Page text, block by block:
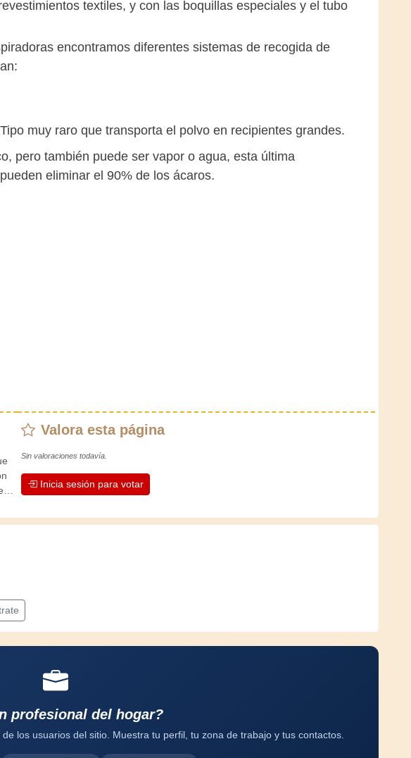
textiles, y con las boquillas especiales y el tubo
encontramos diferentes sistemas de recogida de
muy raro que transporta el polvo en recipientes grandes.
pero también puede ser vapor o agua, esta última
eliminar el 90% de los ácaros.
Valora esta página
Sin valoraciones todavía.
Inicia sesión para votar
profesional del hogar?
los usuarios del sitio. Muestra tu perfil, tu zona de trabajo y tus contactos.